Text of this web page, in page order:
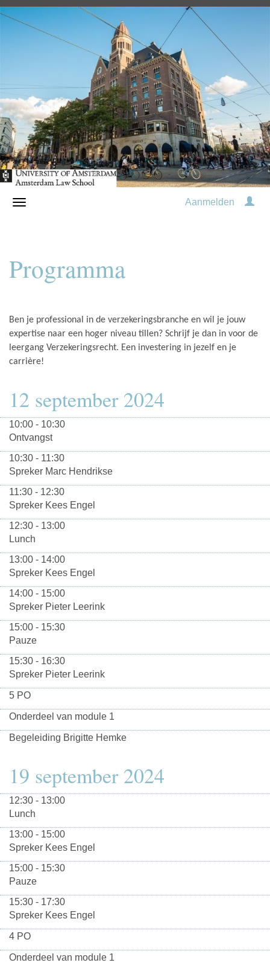
Aanmelden
Programma
Ben je professional in de verzekeringsbranche en wil je jouw
expertise naar een hoger niveau tillen? Schrijf je dan in voor de
leergang Verzekeringsrecht. Een investering in jezelf en je
carrière!
12 september 2024
10:00 - 10:30
Ontvangst
10:30 - 11:30
Spreker Marc Hendrikse
11:30 - 12:30
Spreker Kees Engel
12:30 - 13:00
Lunch
13:00 - 14:00
Spreker Kees Engel
14:00 - 15:00
Spreker Pieter Leerink
15:00 - 15:30
Pauze
15:30 - 16:30
Spreker Pieter Leerink
5 PO
Onderdeel van module 1
Begeleiding Brigitte Hemke
19 september 2024
12:30 - 13:00
Lunch
13:00 - 15:00
Spreker Kees Engel
15:00 - 15:30
Pauze
15:30 - 17:30
Spreker Kees Engel
4 PO
Onderdeel van module 1